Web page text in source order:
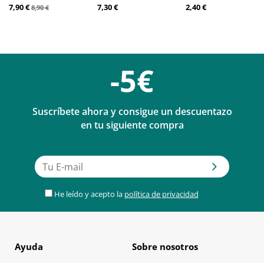
7,90 €8,90 € 7,30 € 2,40 €
-5€
Suscríbete ahora y consigue un descuentazo
en tu siguiente compra
He leído y acepto la política de privacidad
Ayuda Sobre nosotros